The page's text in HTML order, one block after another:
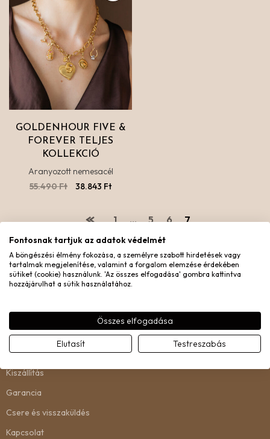
GOLDENHOUR FIVE &
FOREVER TELJES
KOLLEKCIÓ
Aranyozott nemesacél
55.490Ft 38.843 Ft
1 … 5 6 7
Gyakori kérdések
Kiszállítás
Garancia
Csere és visszaküldés
Kapcsolat
Fontosnak tartjuk az adatok védelmét
A böngészési élmény fokozása, a személyre szabott hirdetések vagy
tartalmak megjelenítése, valamint a forgalom elemzése érdekében
sütiket (cookie) használunk. 'Az összes elfogadása' gombra kattintva
hozzájárulhat a sütik használatához.
Összes elfogadása
Elutasít Testreszabás